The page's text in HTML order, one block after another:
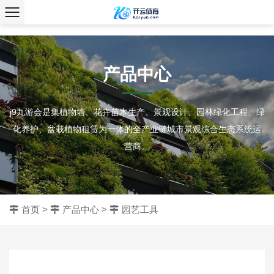
、
产品中心
j9九游会是集植物墙、花卉苗木生产、景观设计、园林绿化工程、绿
化养护、盆栽植物租赁为一体的全产业链城市景观综合生态系统运
营商。
首页 > 产品中心 > 园艺工具